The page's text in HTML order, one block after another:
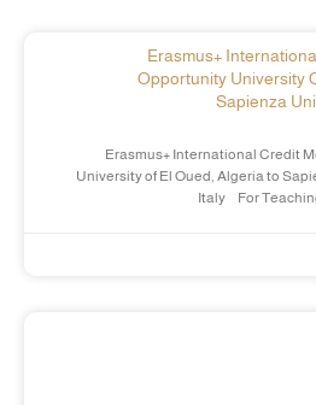
Erasmus+
Opportunity University
Sapienza
Erasmus+ International Credit
University of El Oued, Algeria to
Italy For